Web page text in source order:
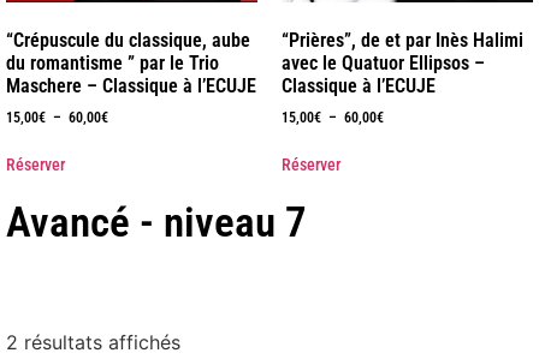
“Crépuscule du classique, aube
du romantisme ” par le Trio
Maschere – Classique à l’ECUJE
15,00€ – 60,00€
Réserver
“Prières”, de et par Inès Halimi
avec le Quatuor Ellipsos –
Classique à l’ECUJE
15,00€ – 60,00€
Réserver
Avancé - niveau 7
2 résultats affichés